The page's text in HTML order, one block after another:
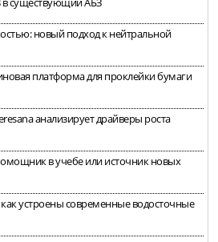
новый подход к нейтральной
платформа для проклейки бумаги
анализирует драйверы роста
в учебе или источник новых
устроены современные водосточные